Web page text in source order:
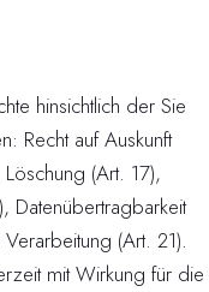
hinsichtlich der Sie
Recht auf Auskunft
(Art. 17),
Datenübertragbarkeit
(Art. 21).
mit Wirkung für die